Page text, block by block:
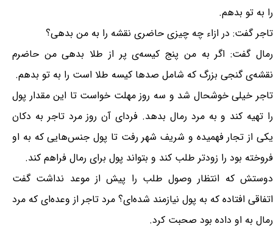
را به تو بدهم.
تاجر گفت: در ازاء چه چیزی حاضری نقشه را به من بدهی؟
رمال گفت: اگر به من پنج کیسه‌ی پر از طلا بدهی من حاضرم
نقشه‌ی گنجی بزرگ که شامل صدها کیسه طلا است را به تو بدهم.
تاجر خیلی خوشحال شد و سه روز مهلت خواست تا این مقدار پول
را تهیه کند و به مرد رمال بدهد. فردای آن روز مرد تاجر به دکان
یکی از تجار فهمیده و شریف شهر رفت تا پول جنس‌هایی که به او
فروخته بود را زودتر طلب کند و بتواند پول برای رمال فراهم کند.
دوستش که انتظار وصول طلب را پیش از موعد نداشت گفت
اتفاقی افتاده که به پول نیازمند شده‌ای؟ مرد تاجر از وعده‌ای که مرد
رمال به او داده بود صحبت کرد.